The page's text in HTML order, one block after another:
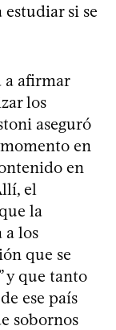
si se
a afirmar
los
aseguró
en
en
el
la
a los
que se
y que tanto
ese país
sobornos